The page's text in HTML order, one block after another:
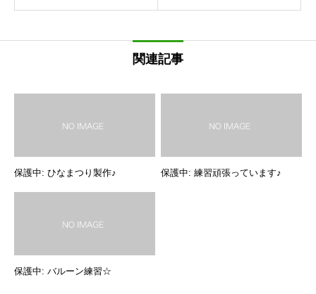
関連記事
保護中: ひなまつり製作♪ 保護中: 練習頑張っています♪
保護中: バルーン練習☆